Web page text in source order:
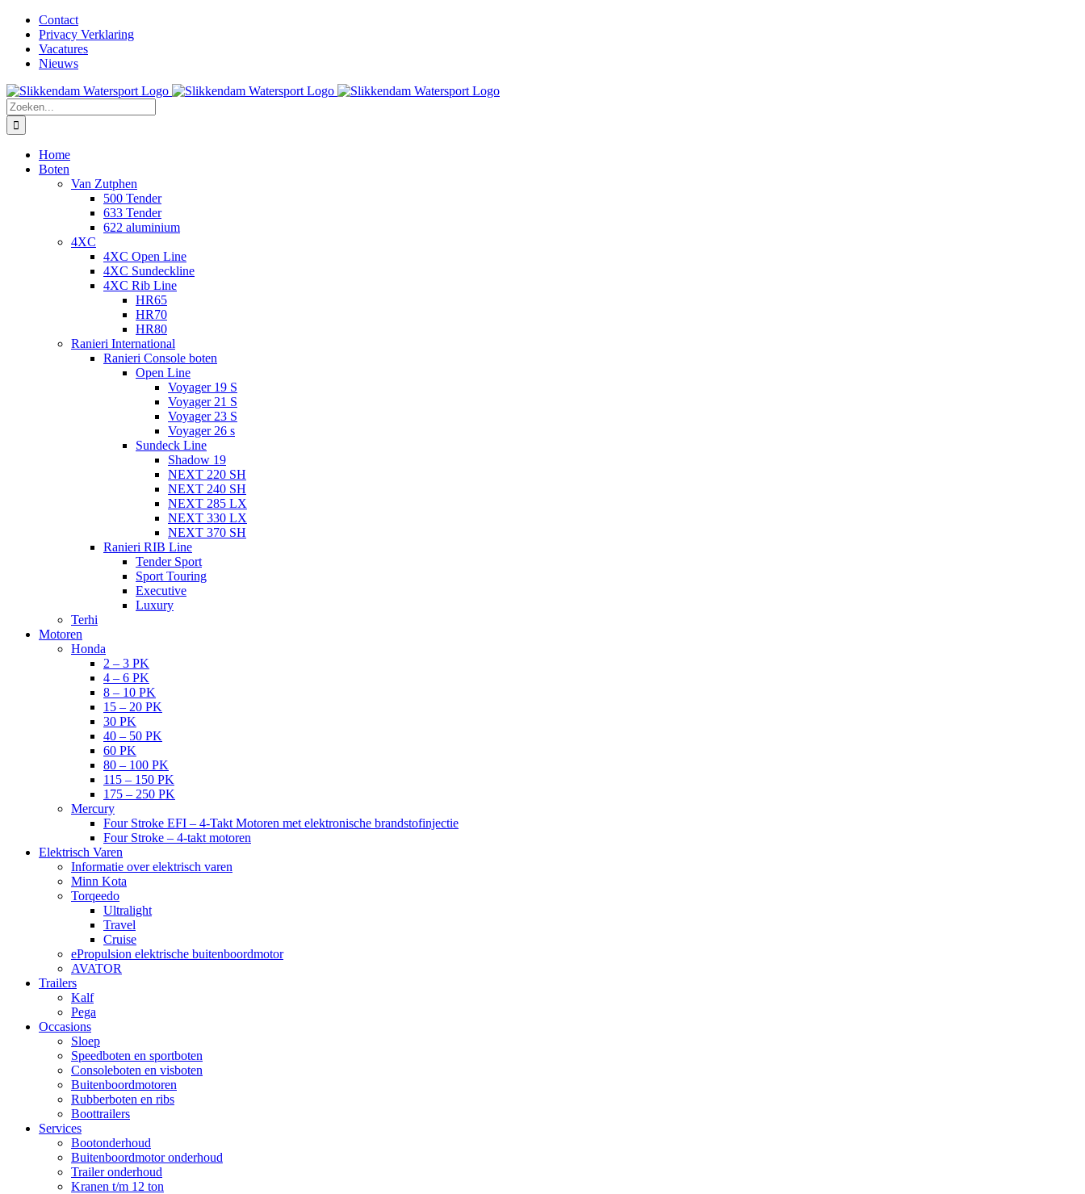
naar
inhoud
Facebook
Instagram
LinkedIn
YouTube
mail
Contact
Privacy Verklaring
Vacatures
Nieuws
Zoeken
naar:
Home
Boten
Van Zutphen
500 Tender
633 Tender
622 aluminium
4XC
4XC Open Line
4XC Sundeckline
4XC Rib Line
HR65
HR70
HR80
Ranieri International
Ranieri Console boten
Open Line
Voyager 19 S
Voyager 21 S
Voyager 23 S
Voyager 26 s
Sundeck Line
Shadow 19
NEXT 220 SH
NEXT 240 SH
NEXT 285 LX
NEXT 330 LX
NEXT 370 SH
Ranieri RIB Line
Tender Sport
Sport Touring
Executive
Luxury
Terhi
Motoren
Honda
2 – 3 PK
4 – 6 PK
8 – 10 PK
15 – 20 PK
30 PK
40 – 50 PK
60 PK
80 – 100 PK
115 – 150 PK
175 – 250 PK
Mercury
Four Stroke EFI – 4-Takt Motoren met elektronische brandstofinjectie
Four Stroke – 4-takt motoren
Elektrisch Varen
Informatie over elektrisch varen
Minn Kota
Torqeedo
Ultralight
Travel
Cruise
ePropulsion elektrische buitenboordmotor
AVATOR
Trailers
Kalf
Pega
Occasions
Sloep
Speedboten en sportboten
Consoleboten en visboten
Buitenboordmotoren
Rubberboten en ribs
Boottrailers
Services
Bootonderhoud
Buitenboordmotor onderhoud
Trailer onderhoud
Kranen t/m 12 ton